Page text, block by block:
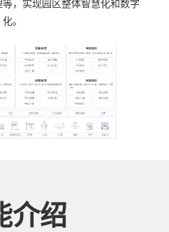
，实现园区整体智慧化和数字
化。
介绍